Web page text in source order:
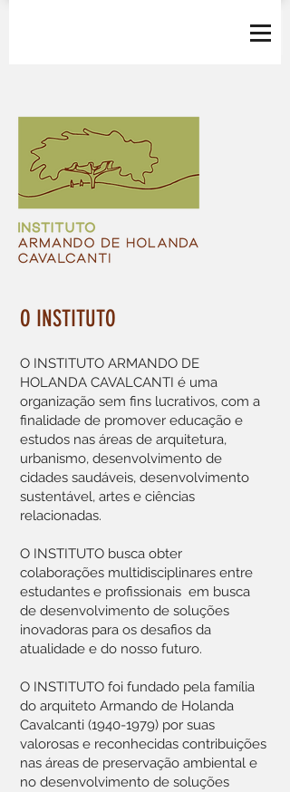
O INSTITUTO
O INSTITUTO ARMANDO DE
HOLANDA CAVALCANTI é uma
organização sem fins lucrativos, com a
finalidade de promover educação e
estudos nas áreas de arquitetura,
urbanismo, desenvolvimento de
cidades saudáveis, desenvolvimento
sustentável, artes e ciências
relacionadas.
O INSTITUTO busca obter
colaborações multidisciplinares entre
estudantes e profissionais em busca
de desenvolvimento de soluções
inovadoras para os desafios da
atualidade e do nosso futuro.
O INSTITUTO foi fundado pela família
do arquiteto Armando de Holanda
Cavalcanti (1940-1979) por suas
valorosas e reconhecidas contribuições
nas áreas de preservação ambiental e
no desenvolvimento de soluções